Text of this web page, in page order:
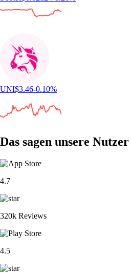
UNI$3.46-0.10%
Das sagen unsere Nutzer
4.7
320k Reviews
4.5